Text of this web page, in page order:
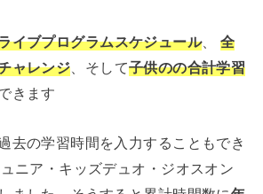
イブプログラムスケジュール、 全
ャレンジ 、そして子供のの合計学習
きます
去の学習時間を入力することもでき
ニア・キッズデュオ・ジオスオン